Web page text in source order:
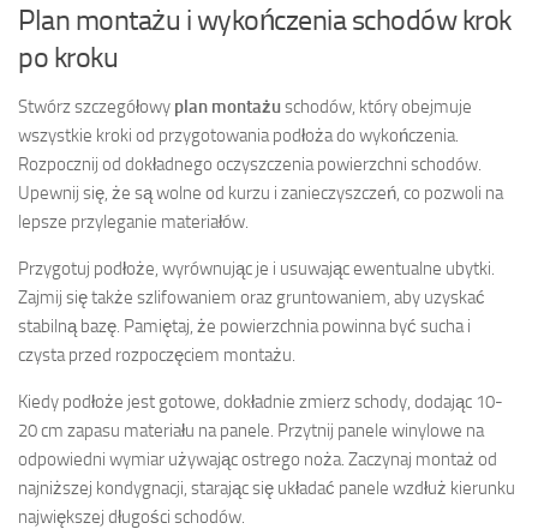
Plan montażu i wykończenia schodów krok
po kroku
Stwórz szczegółowy plan montażuschodów, który obejmuje
wszystkie kroki od przygotowania podłoża do wykończenia.
Rozpocznij od dokładnego oczyszczenia powierzchni schodów.
Upewnij się, że są wolne od kurzu i zanieczyszczeń, co pozwoli na
lepsze przyleganie materiałów.
Przygotuj podłoże, wyrównując je i usuwając ewentualne ubytki.
Zajmij się także szlifowaniem oraz gruntowaniem, aby uzyskać
stabilną bazę. Pamiętaj, że powierzchnia powinna być sucha i
czysta przed rozpoczęciem montażu.
Kiedy podłoże jest gotowe, dokładnie zmierz schody, dodając 10-
20 cm zapasu materiału na panele. Przytnij panele winylowe na
odpowiedni wymiar używając ostrego noża. Zaczynaj montaż od
najniższej kondygnacji, starając się układać panele wzdłuż kierunku
największej długości schodów.